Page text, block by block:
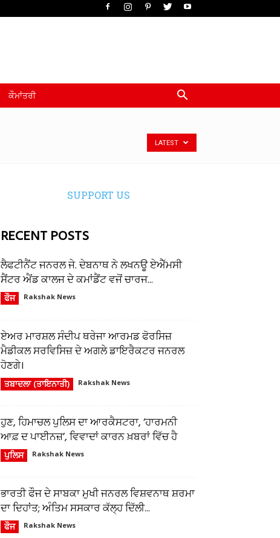
ਕੌਮਾਂਤਰੀ
LATEST
SUPPORT US
RECENT POSTS
ਲੈਫਟੀਨੈਂਟ ਜਨਰਲ ਜੇ. ਦੇਬਨਾਥ ਨੇ ਲਖਨਊ ਏਐੱਮਸੀ
ਸੈਂਟਰ ਐਂਡ ਕਾਲਜ ਦੇ ਕਮਾਂਡੈਂਟ ਵਜੋਂ ਚਾਰਜ...
ਫੌਜ Rakshak News
ਏਅਰ ਮਾਰਸ਼ਲ ਸੰਦੀਪ ਥਰੇਜਾ ਆਰਮਡ ਫੋਰਸਿਜ਼
ਮੈਡੀਕਲ ਸਰਵਿਸਿਜ਼ ਦੇ ਅਗਲੇ ਡਾਇਰੈਕਟਰ ਜਨਰਲ
ਹੋਣਗੇ।
ਤਬਾਦਲਾ (ਤਾਇਨਾਤੀ) Rakshak News
ਹੁਣ, ਹਿਮਾਚਲ ਪੁਲਿਸ ਦਾ ਆਰਕੈਸਟਰਾ, ‘ਹਾਰਮਨੀ
ਆਫ਼ ਦ ਪਾਈਨਜ਼’, ਵਿਵਾਦਾਂ ਕਾਰਨ ਖ਼ਬਰਾਂ ਵਿੱਚ ਹੈ
ਪੁਲਿਸ Rakshak News
ਭਾਰਤੀ ਫੌਜ ਦੇ ਸਾਬਕਾ ਮੁਖੀ ਜਨਰਲ ਵਿਸ਼ਵਨਾਥ ਸ਼ਰਮਾ
ਦਾ ਦਿਹਾਂਤ; ਅੰਤਿਮ ਸਸਕਾਰ ਕੱਲ੍ਹ ਦਿੱਲੀ...
ਫੌਜ Rakshak News